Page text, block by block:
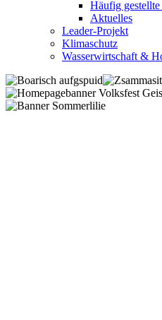
Häufig gestellte
Aktuelles
Leader-Projekt
Klimaschutz
Wasserwirtschaft &